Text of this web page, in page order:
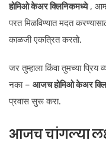
होमिओ केअर क्लिनिकमध्ये,
परत मिळविण्यात मदत
काळजी एकत्रित करतो.
जर तुम्हाला किंवा तुमच्या प्रिय
नका – आजच होमिओ केअर
प्रवास सुरू करा.
आजच चांगल्या